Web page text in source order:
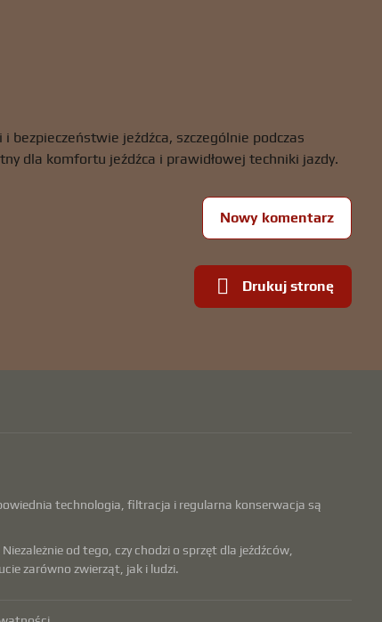
jeźdźca, szczególnie podczas
dla komfortu jeźdźca i prawidłowej techniki jazdy.
Nowy komentarz
Drukuj stronę
technologia, filtracja i regularna konserwacja są
od tego, czy chodzi o sprzęt dla jeźdźców,
zarówno zwierząt, jak i ludzi.